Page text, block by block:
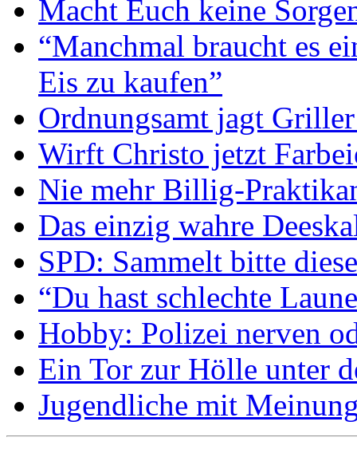
Macht Euch keine
“Manchmal braucht es
Eis zu kaufen”
Ordnungsamt jagt
Wirft Christo jetzt
Nie mehr Billig-
Das einzig wahre
SPD: Sammelt bitte
“Du hast schlechte
Hobby: Polizei nerven
Ein Tor zur Hölle unter
Jugendliche mit